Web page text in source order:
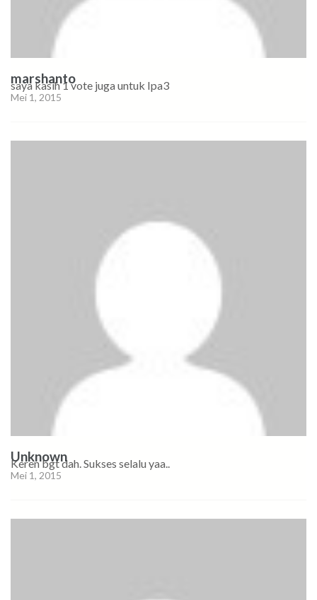
marshanto
Mei 1, 2015
saya kasih 1 vote juga untuk Ipa3
Unknown
Mei 1, 2015
Keren bgt dah. Sukses selalu yaa..